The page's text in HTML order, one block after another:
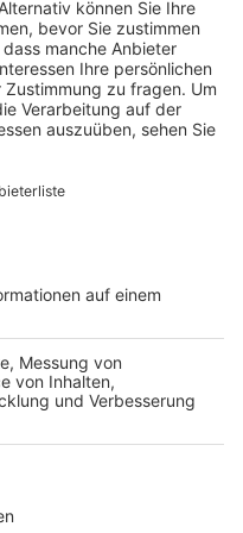
17:14
Dienstagabend
bereits baulich
ansteht. Ab 17 Uhr
zum Projekt
in der Erfthalle
dann offiziell